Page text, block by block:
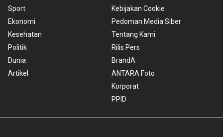
Sport
Ekonomi
Kesehatan
Politik
Dunia
Artikel
Kebijakan Cookie
Pedoman Media Siber
Tentang Kami
Rilis Pers
BrandA
ANTARA Foto
Korporat
PPID